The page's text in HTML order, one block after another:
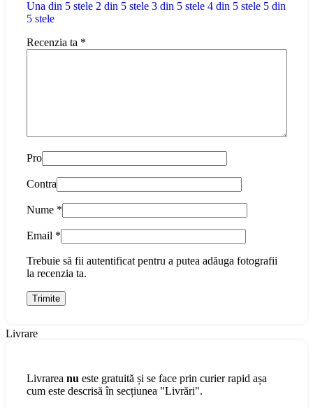
Una din 5 stele 2 din 5 stele 3 din 5 stele 4 din 5 stele 5 din
5 stele
Recenzia ta *
Pro
Contra
Nume *
Email *
Trebuie să fii autentificat pentru a putea adăuga fotografii
la recenzia ta.
Livrare
Livrarea nu este gratuită și se face prin curier rapid așa
cum este descrisă în secțiunea "Livrări".